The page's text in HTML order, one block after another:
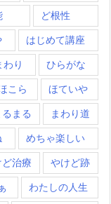
ど根性
はじめて講座
わり ひらがな
こら ほていや
るまる まわり道
めちゃ楽しい
治療 やけど跡
わたしの人生